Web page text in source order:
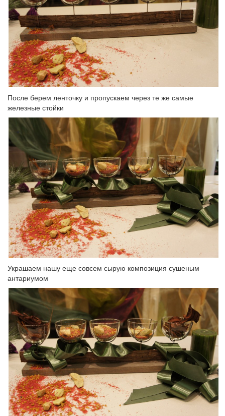
После берем ленточку и пропускаем через те же самые
железные стойки
Украшаем нашу еще совсем сырую композиция сушеным
антариумом